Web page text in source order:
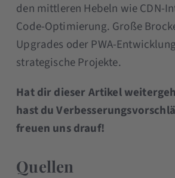
den mittleren Hebeln wie CDN-
Code-Optimierung. Große
Upgrades oder PWA-
strategische Projekte.
Hat dir dieser Artikel
hast du
freuen uns drauf!
Quellen